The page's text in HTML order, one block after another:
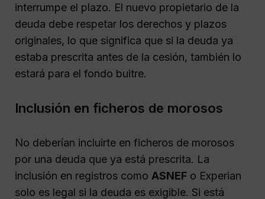
interrumpe el plazo. El nuevo propietario de la
deuda debe respetar los derechos y plazos
originales, lo que significa que si la deuda ya
estaba prescrita antes de la cesión, también lo
estará para el fondo buitre.
Inclusión en ficheros de morosos
No deberían incluirte en ficheros de morosos
por una deuda que ya está prescrita. La
inclusión en registros como ASNEF o Experian
solo es legal si la deuda es exigible. Si está